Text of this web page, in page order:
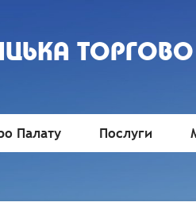
Палату Послуги